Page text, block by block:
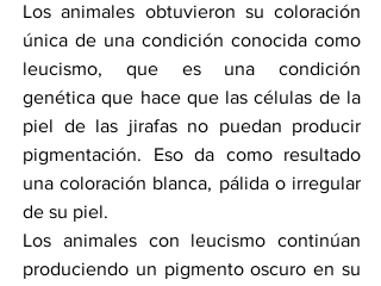
Los animales obtuvieron su coloración
única de una condición conocida como
leucismo, que es una condición
genética que hace que las células de la
piel de las jirafas no puedan producir
pigmentación. Eso da como resultado
una coloración blanca, pálida o irregular
de su piel.
Los animales con leucismo continúan
produciendo un pigmento oscuro en su